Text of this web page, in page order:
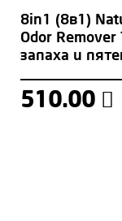
8in1 (8в1)
Odor
запаха и
510.00